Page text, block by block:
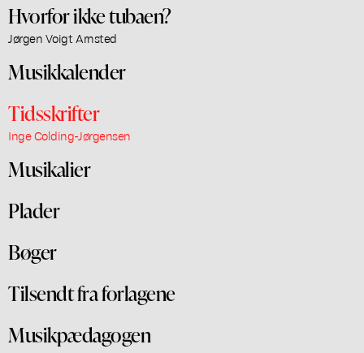
Hvorfor ikke tubaen?
Jørgen Voigt Arnsted
Musikkalender
Tidsskrifter
Inge Colding-Jørgensen
Musikalier
Plader
Bøger
Tilsendt fra forlagene
Musikpædagogen